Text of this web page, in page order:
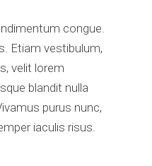
congue.
Etiam vestibulum,
velit lorem
blandit nulla
purus nunc,
iaculis risus.